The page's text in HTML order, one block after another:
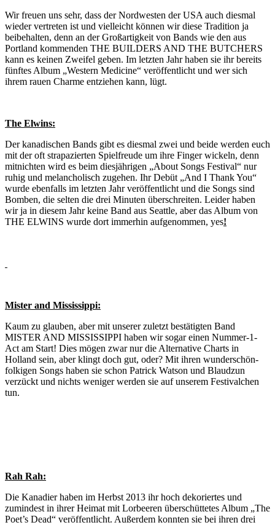
Wir freuen uns sehr, dass der Nordwesten der USA auch diesmal
wieder vertreten ist und vielleicht können wir diese Tradition ja
beibehalten, denn an der Großartigkeit von Bands wie den aus
Portland kommenden THE BUILDERS AND THE BUTCHERS
kann es keinen Zweifel geben. Im letzten Jahr haben sie ihr bereits
fünftes Album „Western Medicine“ veröffentlicht und wer sich
ihrem rauen Charme entziehen kann, lügt.
The Elwins:
Der kanadischen Bands gibt es diesmal zwei und beide werden euch
mit der oft strapazierten Spielfreude um ihre Finger wickeln, denn
mitnichten wird es beim diesjährigen „About Songs Festival“ nur
ruhig und melancholisch zugehen. Ihr Debüt „And I Thank You“
wurde ebenfalls im letzten Jahr veröffentlicht und die Songs sind
Bomben, die selten die drei Minuten überschreiten. Leider haben
wir ja in diesem Jahr keine Band aus Seattle, aber das Album von
THE ELWINS wurde dort immerhin aufgenommen, yes!
Mister and Mississippi:
Kaum zu glauben, aber mit unserer zuletzt bestätigten Band
MISTER AND MISSISSIPPI haben wir sogar einen Nummer-1-
Act am Start! Dies mögen zwar nur die Alternative Charts in
Holland sein, aber klingt doch gut, oder? Mit ihren wunderschön-
folkigen Songs haben sie schon Patrick Watson und Blaudzun
verzückt und nichts weniger werden sie auf unserem Festivalchen
tun.
Rah Rah:
Die Kanadier haben im Herbst 2013 ihr hoch dekoriertes und
zumindest in ihrer Heimat mit Lorbeeren überschüttetes Album „The
Poet’s Dead“ veröffentlicht. Außerdem konnten sie bei ihren drei